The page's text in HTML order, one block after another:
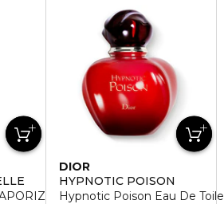
DIOR
HYPNOTIC POISON
Hypnotic Poison Eau De